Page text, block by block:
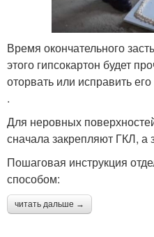
Время окончательного
этого гипсокартон будет
оторвать или исправить
.
Для неровных
сначала закрепляют ГКЛ, а
Пошаговая инструкция
способом:
читать дальше →